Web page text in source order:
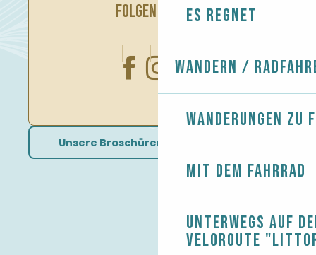
Es regnet
Wandern /
Wanderungen zu
Mit dem Fahrrad
Unterwegs auf
Veloroute
FOLGEN SIE UNS
Unsere Broschüren herunterladen